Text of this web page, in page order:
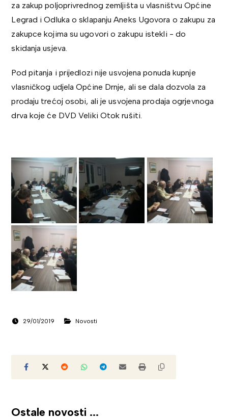
za zakup poljoprivrednog zemljišta u vlasništvu Općine
Legrad i Odluka o sklapanju Aneks Ugovora o zakupu za
zakupce kojima su ugovori o zakupu istekli - do
skidanja usjeva.
Pod pitanja i prijedlozi nije usvojena ponuda kupnje
vlasničkog udjela Općine Drnje, ali se dala dozvola za
prodaju trećoj osobi, ali je usvojena prodaja ogrjevnoga
drva koje će DVD Veliki Otok rušiti.
29/01/2019 Novosti
Ostale novosti ...